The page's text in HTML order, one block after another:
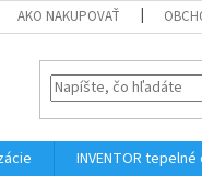
AKO NAKUPOVAŤ
INVENTOR